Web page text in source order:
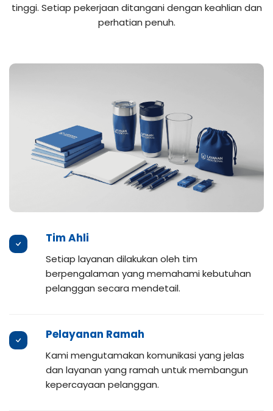
tinggi. Setiap pekerjaan ditangani dengan keahlian dan
perhatian penuh.
Tim Ahli
Setiap layanan dilakukan oleh tim
berpengalaman yang memahami kebutuhan
pelanggan secara mendetail.
Pelayanan Ramah
Kami mengutamakan komunikasi yang jelas
dan layanan yang ramah untuk membangun
kepercayaan pelanggan.